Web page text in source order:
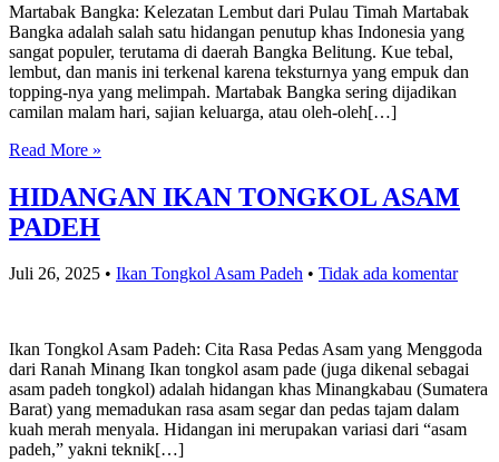
Martabak Bangka: Kelezatan Lembut dari Pulau Timah Martabak
Bangka adalah salah satu hidangan penutup khas Indonesia yang
sangat populer, terutama di daerah Bangka Belitung. Kue tebal,
lembut, dan manis ini terkenal karena teksturnya yang empuk dan
topping-nya yang melimpah. Martabak Bangka sering dijadikan
camilan malam hari, sajian keluarga, atau oleh-oleh[…]
Read More »
HIDANGAN IKAN TONGKOL ASAM
PADEH
Juli 26, 2025 • Ikan Tongkol Asam Padeh • Tidak ada komentar
Ikan Tongkol Asam Padeh: Cita Rasa Pedas Asam yang Menggoda
dari Ranah Minang Ikan tongkol asam pade (juga dikenal sebagai
asam padeh tongkol) adalah hidangan khas Minangkabau (Sumatera
Barat) yang memadukan rasa asam segar dan pedas tajam dalam
kuah merah menyala. Hidangan ini merupakan variasi dari “asam
padeh,” yakni teknik[…]